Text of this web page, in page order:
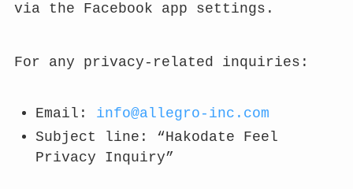
via the Facebook app settings.
For any privacy-related inquiries:
Email: info@allegro-inc.com
Subject line: “Hakodate Feel
Privacy Inquiry”